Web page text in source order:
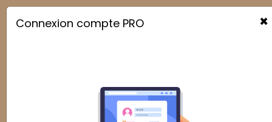
 ×
Connexion compte PRO